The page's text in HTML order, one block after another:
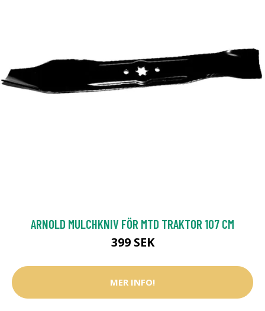
ARNOLD MULCHKNIV FÖR MTD TRAKTOR 107 CM
399 SEK
MER INFO!